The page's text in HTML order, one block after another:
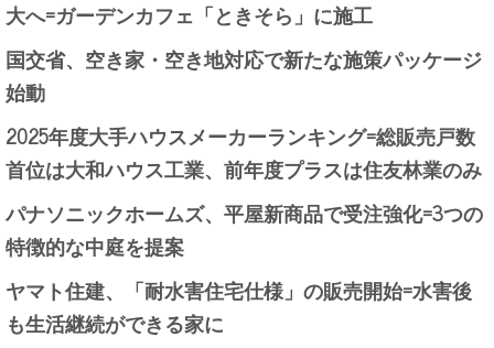
大へ=ガーデンカフェ「ときそら」に施工
国交省、空き家・空き地対応で新たな施策パッケージ
始動
2025年度大手ハウスメーカーランキング=総販売戸数
首位は大和ハウス工業、前年度プラスは住友林業のみ
パナソニックホームズ、平屋新商品で受注強化=3つの
特徴的な中庭を提案
ヤマト住建、「耐水害住宅仕様」の販売開始=水害後
も生活継続ができる家に